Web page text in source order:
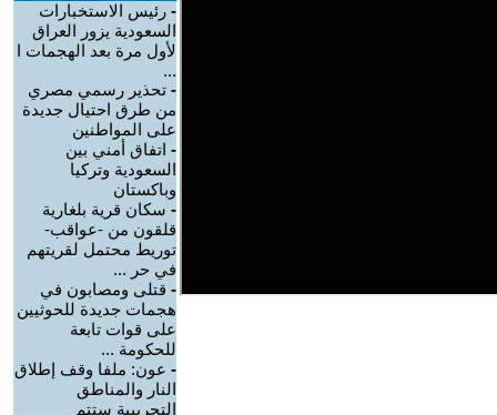
- رئيس الاستخبارات
السعودية يزور العراق
لأول مرة بعد الهجمات ا
...
- تحذير رسمي مصري
من طرق احتيال جديدة
على المواطنين
- اتفاق أمني بين
السعودية وتركيا
وباكستان
- سكان قرية بلغارية
قلقون من -عواقب-
توريط محتمل لقريتهم
في حر ...
- قتلى ومصابون في
هجمات جديدة للحوثيين
على قوات تابعة
للحكومة ...
- عون: ملفا وقف إطلاق
النار والمناطق
التجريبية ستتم